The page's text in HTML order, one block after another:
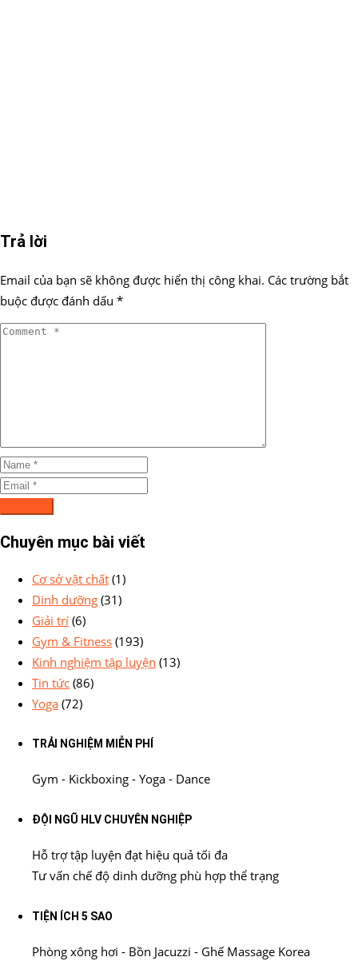
Trả lời
Email của bạn sẽ không được hiển thị công khai. Các trường bắt
buộc được đánh dấu *
Chuyên mục bài viết
Cơ sở vật chất (1)
Dinh dưỡng (31)
Giải trí (6)
Gym & Fitness (193)
Kinh nghiệm tập luyện (13)
Tin tức (86)
Yoga (72)
TRẢI NGHIỆM MIỄN PHÍ
Gym - Kickboxing - Yoga - Dance
ĐỘI NGŨ HLV CHUYÊN NGHIỆP
Hỗ trợ tập luyện đạt hiệu quả tối đa
Tư vấn chế độ dinh dưỡng phù hợp thể trạng
TIỆN ÍCH 5 SAO
Phòng xông hơi - Bồn Jacuzzi - Ghế Massage Korea